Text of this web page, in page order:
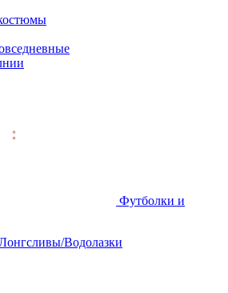
Футболки и
Водолазки